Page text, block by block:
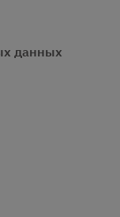
данных